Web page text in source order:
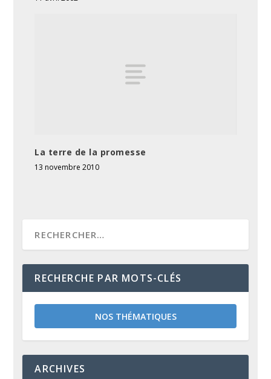
La terre de la promesse
13 novembre 2010
RECHERCHE PAR MOTS-CLÉS
NOS THÉMATIQUES
ARCHIVES